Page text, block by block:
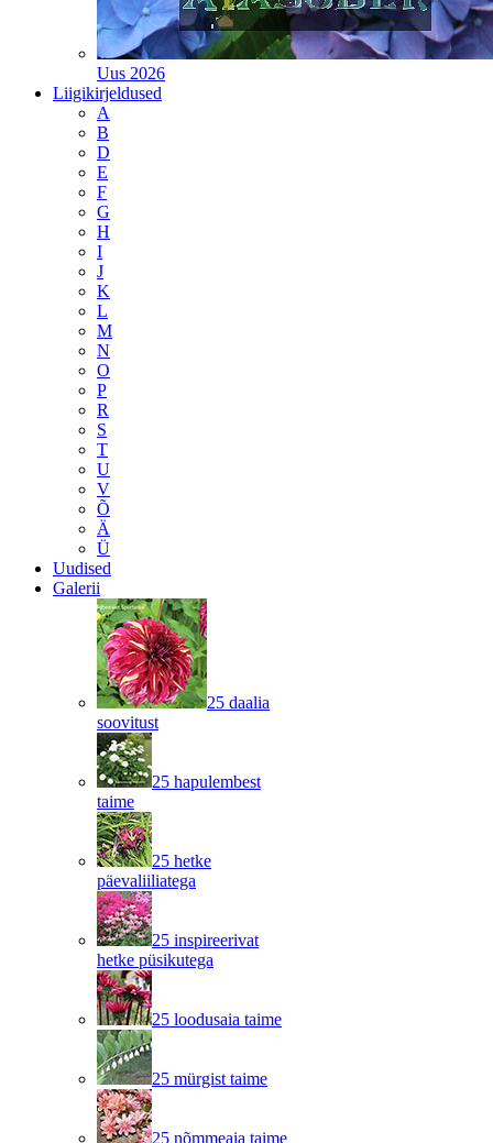
Uus 2026
Liigikirjeldused
A
B
D
E
F
G
H
I
J
K
L
M
N
O
P
R
S
T
U
V
Õ
Ä
Ü
Uudised
Galerii
25 daalia
soovitust
25 hapulembest
taime
25 hetke
päevaliiliatega
25 inspireerivat
hetke püsikutega
25 loodusaia taime
25 mürgist taime
25 nõmmeaia taime